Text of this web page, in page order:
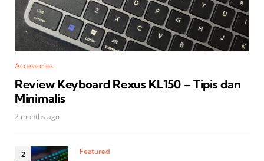
Accessories
Review Keyboard Rexus KL150 – Tipis dan
Minimalis
2 months ago
Featured